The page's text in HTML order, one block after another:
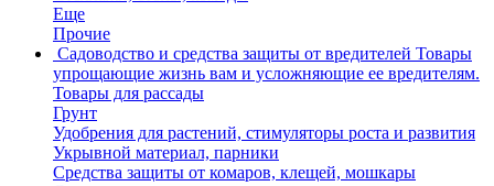
Еще
Прочие
Садоводство и средства защиты от вредителей Товары
упрощающие жизнь вам и усложняющие ее вредителям.
Товары для рассады
Грунт
Удобрения для растений, стимуляторы роста и развития
Укрывной материал, парники
Средства защиты от комаров, клещей, мошкары